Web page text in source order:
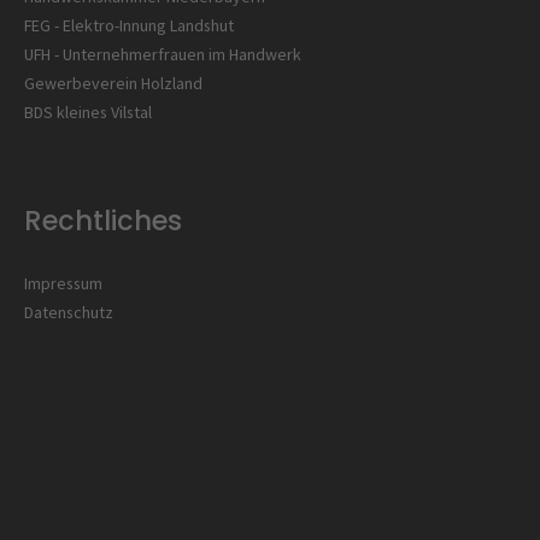
FEG - Elektro-Innung Landshut
UFH - Unternehmerfrauen im Handwerk
Gewerbeverein Holzland
BDS kleines Vilstal
Rechtliches
Impressum
Datenschutz